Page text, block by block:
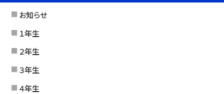
お知らせ
１年生
２年生
３年生
４年生